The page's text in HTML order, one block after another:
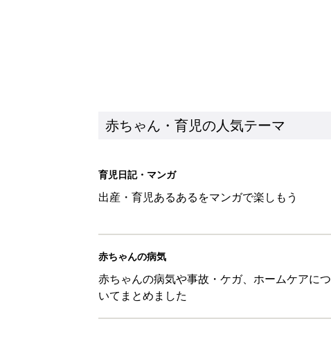
赤ちゃん・育児の人気テーマ
育児日記・マンガ
出産・育児あるあるをマンガで楽しもう
赤ちゃんの病気
赤ちゃんの病気や事故・ケガ、ホームケアにつ
いてまとめました